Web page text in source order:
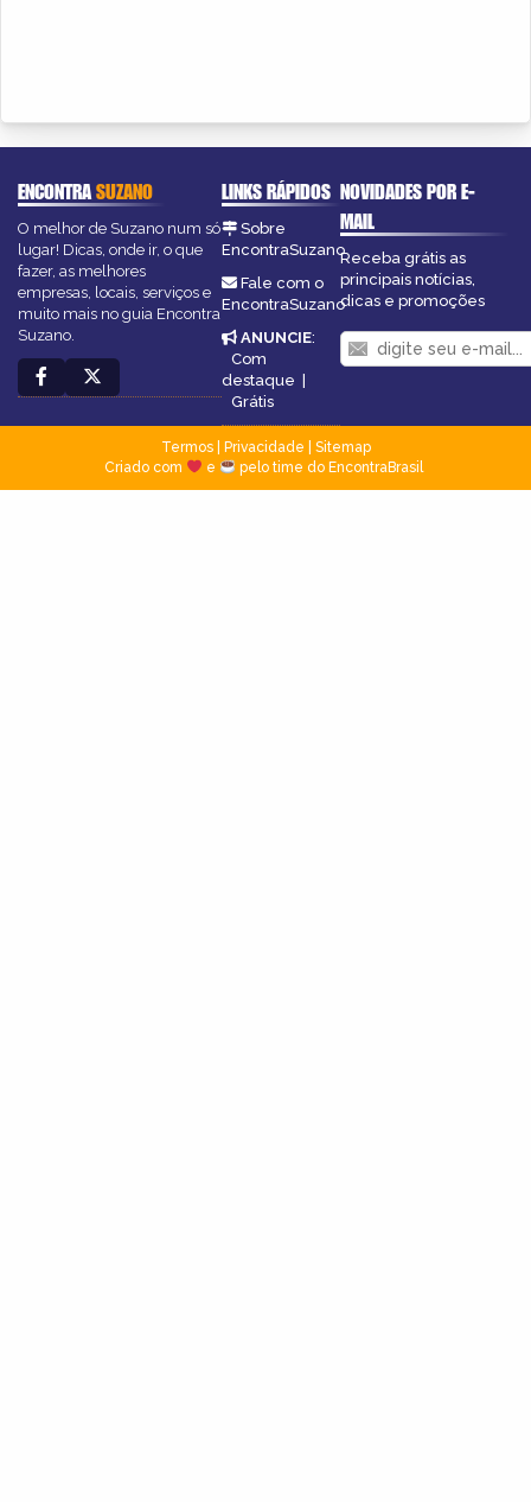
ENCONTRASUZANO
O melhor de Suzano num só
lugar! Dicas, onde ir, o que
fazer, as melhores
empresas, locais, serviços e
muito mais no guia Encontra
Suzano.
LINKS RÁPIDOS
Sobre
EncontraSuzano
Fale com o
EncontraSuzano
ANUNCIE:
Com
destaque |
Grátis
NOVIDADES POR E-
MAIL
Receba grátis as
principais notícias,
dicas e promoções
Termos| Privacidade
Sitemap
Criado com
e pelo time do EncontraBrasil